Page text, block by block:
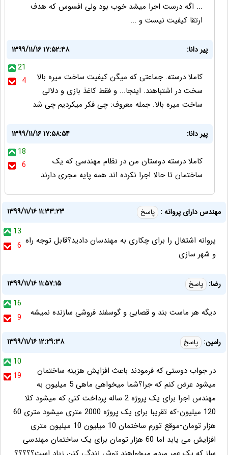
... اگه درست اجرا میشد خوب بود ولی افسوس که هدف
ارتقا کیفیت نیست و ...
پیر دانا:
۱۳۹۹/۱۱/۱۶ ۱۷:۵۲:۴۸
21
4
کاملا درسته. جماعتی که میگن کیفیت ساخت میره بالا
سخت در اشتباهند. اینجا... و فقط کاغذ بازی و دلالی
ساخت میره بالا. جمله معروف: چی فکر میکردیم چی شد
پیر دانا:
۱۳۹۹/۱۱/۱۶ ۱۷:۵۸:۵۴
18
6
کاملا درسته دوستان من در نظام مهندسی که یک
ساختمان تا حالا اجرا نکرده اند همه پایه مجری دارند
مهندس دارای پروانه : پاسخ
۱۳۹۹/۱۱/۱۶ ۱۱:۳۳:۲۳
13
6 پروانه اشتغال را برای چکاری به مهندسان دادید؟قابل توجه راه
و شهر سازی
رضا: پاسخ
۱۳۹۹/۱۱/۱۶ ۱۱:۵۷:۱۵
16
9
دیگه هر ماست بند و قصابی و گوسفند فروشی سازنده نمیشه
رامین: پاسخ
۱۳۹۹/۱۱/۱۶ ۱۲:۲۹:۳۸
10
19
در جواب دوستی که فرمودند باعث افزایش هزینه ساختمان
میشود عرض کنم که جرا؟شما میخواهی ماهی 5 میلیون به
مهندس اجرا برای یک پروژه 2 ساله پرداخت کنی که میشود کلا
120 میلیون-که تقریبا برای یک پروژه 2000 متری میشود متری 60
هزار تومان-موقع تورم ساختمان 10 میلیون 10 میلیون متری
افزایش می یابد اما 60 هزار تومان برای یک ساختمان مهندسی